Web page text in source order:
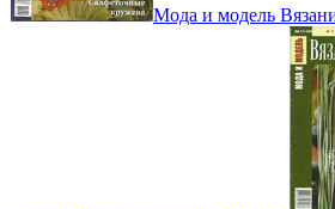
Мода и модель